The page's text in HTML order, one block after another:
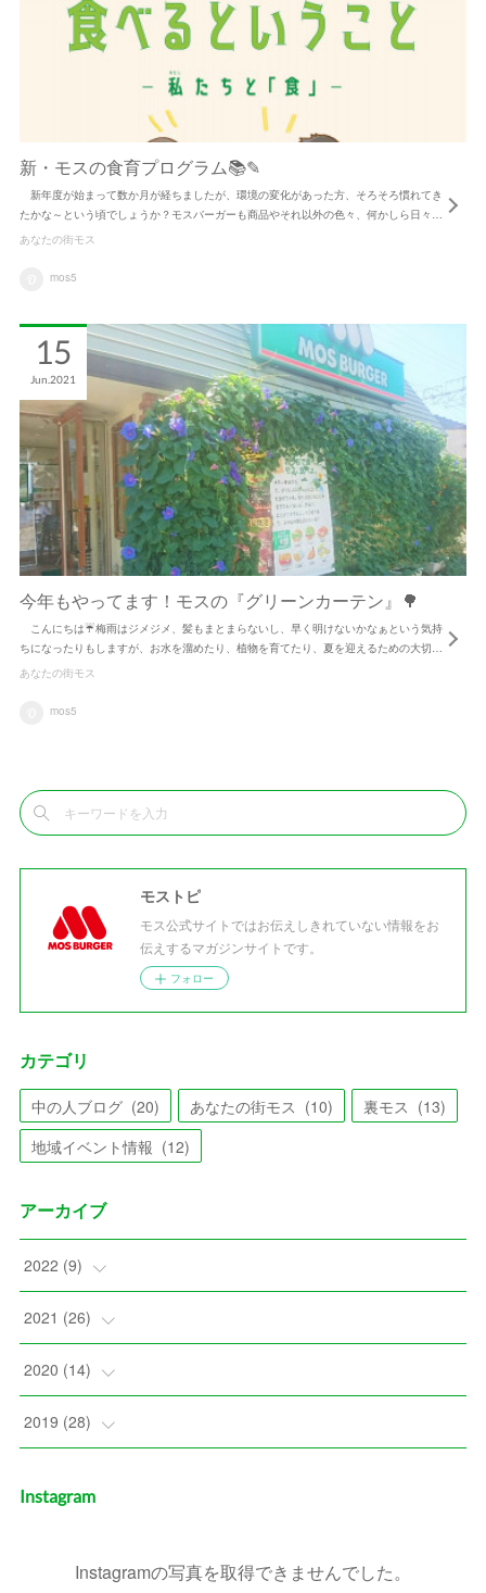
新・モスの食育プログラム📚✎
新年度が始まって数か月が経ちましたが、環境の変化があった方、そろそろ慣れてき
たかな～という頃でしょうか？モスバーガーも商品やそれ以外の色々、何かしら日々…
あなたの街モス
mos5
今年もやってます！モスの『グリーンカーテン』🌳
こんにちは☔梅雨はジメジメ、髪もまとまらないし、早く明けないかなぁという気持
ちになったりもしますが、お水を溜めたり、植物を育てたり、夏を迎えるための大切…
15
Jun 2021
あなたの街モス
mos5
モストピ
モス公式サイトではお伝えしきれていない情報をお
伝えするマガジンサイトです。
フォロー
カテゴリ
中の人ブログ (20) あなたの街モス (10) 裏モス (13)
地域イベント情報 (12)
アーカイブ
2022 (9)
(1)
( 1)
(2)
(2)
2021 (26)
(2)
(2)
(3)
2020 (14)
(2)
(1)
2019 (28)
(3)
Instagram
Instagramの写真を取得できませんでした。